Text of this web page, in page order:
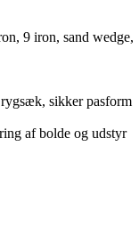
9 iron, sand wedge,
sikker pasform
af bolde og udstyr